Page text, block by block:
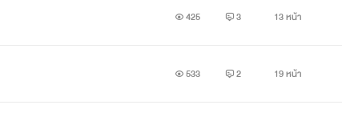
425 3 13 หน้า
533 2 19 หน้า